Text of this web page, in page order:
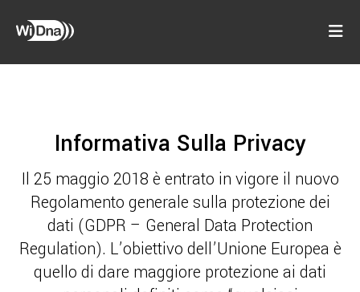
Informativa Sulla Privacy
Il 25 maggio 2018 è entrato in vigore il nuovo
Regolamento generale sulla protezione dei
dati (GDPR – General Data Protection
Regulation). L’obiettivo dell’Unione Europea è
quello di dare maggiore protezione ai dati